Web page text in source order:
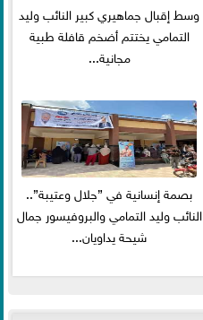
وسط إقبال جماهيري كبير النائب وليد
التمامي يختتم أضخم قافلة طبية
مجانية...
بصمة إنسانية في ”جلال وعتيبة”..
النائب وليد التمامي والبروفيسور جمال
شيحة يداويان...